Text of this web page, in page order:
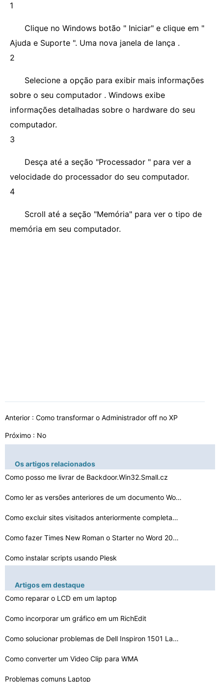
1
Clique no Windows botão " Iniciar" e clique em "
Ajuda e Suporte ". Uma nova janela de lança .
2
Selecione a opção para exibir mais informações
sobre o seu computador . Windows exibe
informações detalhadas sobre o hardware do seu
computador.
3
Desça até a seção "Processador " para ver a
velocidade do processador do seu computador.
4
Scroll até a seção "Memória" para ver o tipo de
memória em seu computador.
Anterior : Como transformar o Administrador off no XP
Próximo : No
Os artigos relacionados
Como posso me livrar de Backdoor.Win32.Small.cz
Como ler as versões anteriores de um documento Word
Como excluir sites visitados anteriormente completament…
Como fazer Times New Roman o Starter no Word 2007
Como instalar scripts usando Plesk
Como configurar o PC PS3 Eyetoy Microfone
Como extrair RPM para DEV
Como redefinir um computador para Ontem Data
Artigos em destaque
Como reparar o LCD em um laptop
Como incorporar um gráfico em um RichEdit
Como solucionar problemas de Dell Inspiron 1501 Laptop
Como converter um Video Clip para WMA
Problemas comuns Laptop